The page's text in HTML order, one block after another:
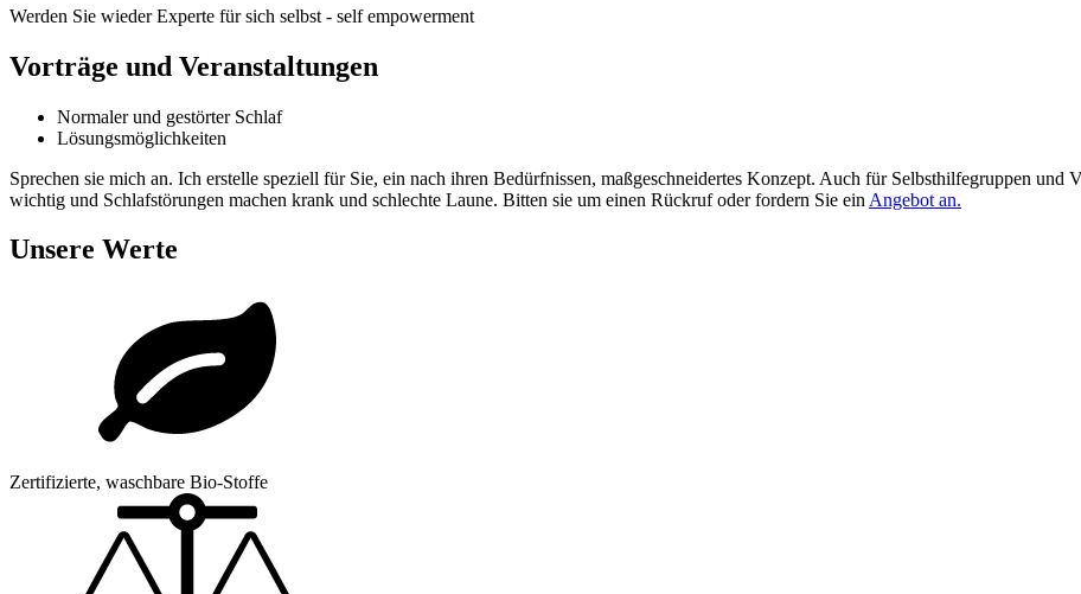
Werden Sie wieder Experte für sich selbst - self empowerment
Vorträge und Veranstaltungen
Normaler und gestörter Schlaf
Lösungsmöglichkeiten
Sprechen sie mich an. Ich erstelle speziell für Sie, ein nach ihren Bedürfnissen, maßgeschneidertes Konzept. Auch für Selbsthilfegruppen und
wichtig und Schlafstörungen machen krank und schlechte Laune. Bitten sie um einen Rückruf oder fordern Sie ein Angebot an.
Unsere Werte
Zertifizierte, waschbare Bio-Stoffe